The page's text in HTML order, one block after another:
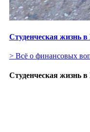
Студенческая жизнь
> Всё о финансовых
Студенческая жизнь